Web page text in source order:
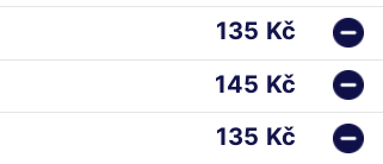
135 Kč
145 Kč
135 Kč